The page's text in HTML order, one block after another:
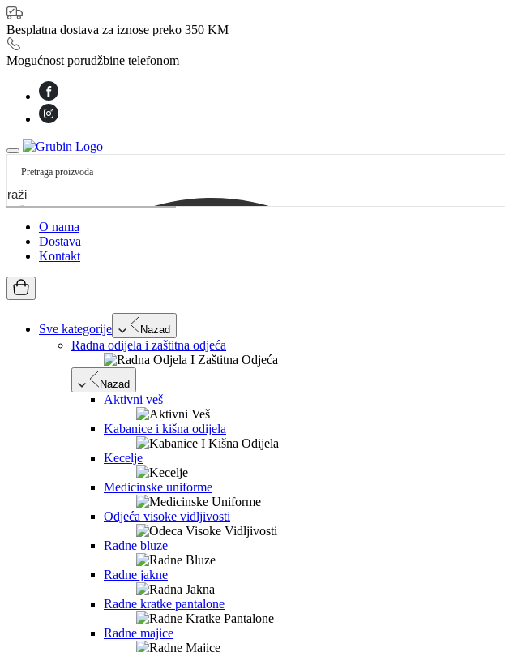
Besplatna dostava za iznose preko 350 KM
Mogućnost porudžbine telefonom
O nama
Dostava
Kontakt
Sve kategorije Nazad
Radna odijela i zaštitna odjeća
Nazad
Aktivni veš
Kabanice i kišna odijela
Kecelje
Medicinske uniforme
Odjeća visoke vidljivosti
Radne bluze
Radne jakne
Radne kratke pantalone
Radne majice